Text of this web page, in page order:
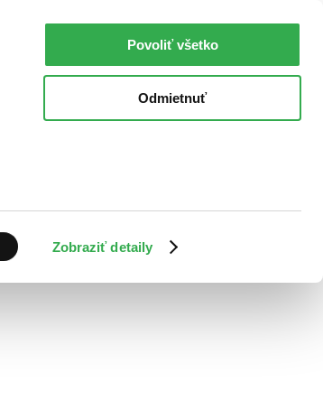
Zobraziť detaily
Povoliť všetko
Odmietnuť